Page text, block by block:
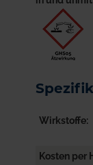
Wirkstoffe
Kosten per